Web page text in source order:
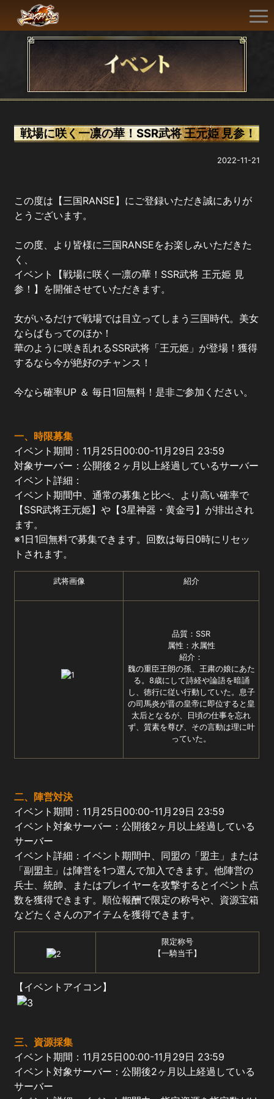
戦場に咲く一凛の華！SSR武将 王元姫 見参！
2022-11-21
この度は【三国RANSE】にご登録いただき誠にありが
とうございます。
この度、より皆様に三国RANSEをお楽しみいただきた
く、
イベント【戦場に咲く一凛の華！SSR武将 王元姫 見
参！】を開催させていただきます。
女がいるだけで戦場では目立ってしまう三国時代。美女
ならばもってのほか！
華のように咲き乱れるSSR武将「王元姫」が登場！獲得
するなら今が絶好のチャンス！
今なら確率UP ＆ 毎日1回無料！是非ご参加ください。
一、時限募集
イベント期間：11月25日00:00-11月29日 23:59
対象サーバー：公開後２ヶ月以上経過しているサーバー
イベント詳細：
イベント期間中、通常の募集と比べ、より高い確率で
【SSR武将王元姫】や【3星神器・黄金弓】が排出され
ます。
※1日1回無料で募集できます。回数は毎日0時にリセッ
トされます。
武将画像 紹介
品質：SSR
属性：水属性
紹介：
魏の重臣王朗の孫、王粛の娘にあた
る。8歳にして詩経や論語を暗誦
し、徳行に従い行動していた。息子
の司馬炎が晋の皇帝に即位すると皇
太后となるが、日頃の仕事を忘れ
ず、質素を尊び、その言動は理に叶
っていた。
二、陣営対決
イベント期間：11月25日00:00-11月29日 23:59
イベント対象サーバー：公開後2ヶ月以上経過している
サーバー
イベント詳細：イベント期間中、同盟の「盟主」または
「副盟主」は陣営を1つ選んで加入できます。他陣営の
兵士、統帥、またはプレイヤーを攻撃するとイベント点
数を獲得できます。順位報酬で限定の称号や、資源宝箱
などたくさんのアイテムを獲得できます。
限定称号
【一騎当千】
【イベントアイコン】
三、 資源採集
イベント期間：11月25日00:00-11月29日 23:59
イベント対象サーバー：公開後2ヶ月以上経過している
サーバー